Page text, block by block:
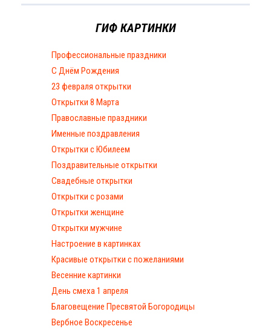
ГИФ КАРТИНКИ
Профессиональные праздники
С Днём Рождения
23 февраля открытки
Открытки 8 Марта
Православные праздники
Именные поздравления
Открытки с Юбилеем
Поздравительные открытки
Свадебные открытки
Открытки с розами
Открытки женщине
Открытки мужчине
Настроение в картинках
Красивые открытки с пожеланиями
Весенние картинки
День смеха 1 апреля
Благовещение Пресвятой Богородицы
Вербное Воскресенье